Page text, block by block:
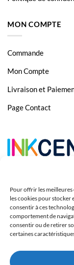
Pour offrir les meilleures
les cookies pour stocker
consentir à ces
comportement de
consentir ou de retirer
certaines
MON COMPTE
Commande
Mon Compte
Livraison et
Page Contact
Copyright